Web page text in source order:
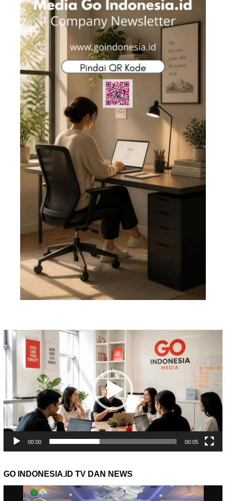
Pemutar
Video
00:00 00:05
GO INDONESIA.ID TV DAN NEWS
Pemutar